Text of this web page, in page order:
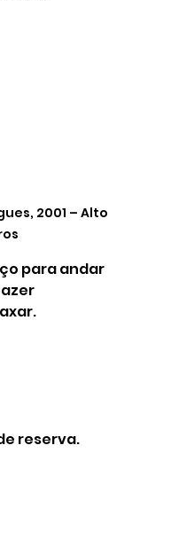
2001 – Alto
para andar
reserva.